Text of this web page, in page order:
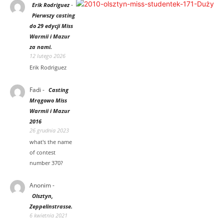
Erik Rodriguez -
Pierwszy casting
do 29 edycji Miss
Warmii i Mazur
za nami.
12 lutego 2026
Erik Rodriguez
Fadi - Casting
Mrągowo Miss
Warmii i Mazur
2016
26 grudnia 2023
what's the name
of contest
number 370?
Anonim-
Olsztyn,
Zeppelinstrasse.
6 kwietnia 2021